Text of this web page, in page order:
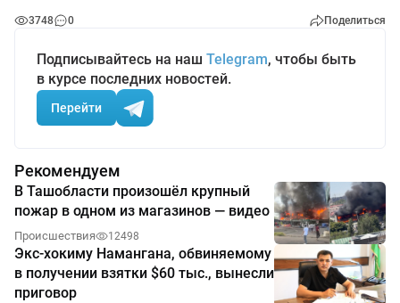
3748 0 Поделиться
Подписывайтесь на наш Telegram, чтобы быть
в курсе последних новостей.
Перейти
Рекомендуем
В Ташобласти произошёл крупный
пожар в одном из магазинов — видео
Происшествия 12498
Экс-хокиму Намангана, обвиняемому
в получении взятки $60 тыс., вынесли
приговор